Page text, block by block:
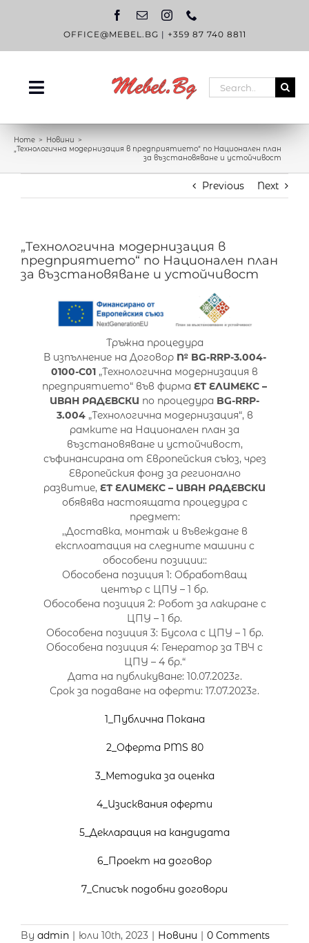
OFFICE@MEBEL.BG | +359 87 740 8811
Toggle
НАЧАЛО
OUTLET
БЛОГ
КОНТАКТИ
Search
for:
Home
Новини
„Технологична модернизация в предприятието“ по Национален план
за възстановяване и устойчивост
Previous Next
„Технологична модернизация в
предприятието“ по Национален план
за възстановяване и устойчивост
Тръжна процедура
В изпълнение на Договор № BG-RRP-3.004-
0100-C01 „Технологична модернизация в
предприятието“ във фирма ЕТ ЕЛИМЕКС –
ИВАН РАДЕВСКИ по процедура BG-RRP-
3.004„Технологична модернизация“, в
рамките на Национален план за
възстановяване и устойчивост,
съфинансирана от Европейския съюз, чрез
Европейския фонд за регионално
развитие, ЕТ ЕЛИМЕКС – ИВАН РАДЕВСКИ
обявява настоящата процедура с
предмет:
,,Доставка, монтаж и въвеждане в
експлоатация на следните машини с
обособени позиции::
Обособена позиция 1: Обработващ
център с ЦПУ – 1 бр.
Обособена позиция 2: Робот за лакиране с
ЦПУ – 1 бр.
Обособена позиция 3: Бусола с ЦПУ – 1 бр.
Обособена позиция 4: Генератор за ТВЧ с
ЦПУ – 4 бр.“
Дата на публикуване: 10.07.2023г.
Срок за подаване на оферти: 17.07.2023г.
1_Публична Покана
2_Оферта PMS 80
3_Методика за оценка
4_Изисквания оферти
5_Декларация на кандидата
6_Проект на договор
7_Списък подобни договори
By admin | юли 10th, 2023 | Новини | 0 Comments